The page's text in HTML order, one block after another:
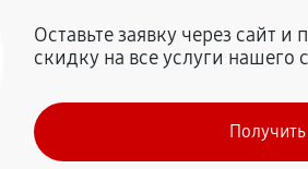
Оставьте заявку через сайт
скидку на все услуги нашего